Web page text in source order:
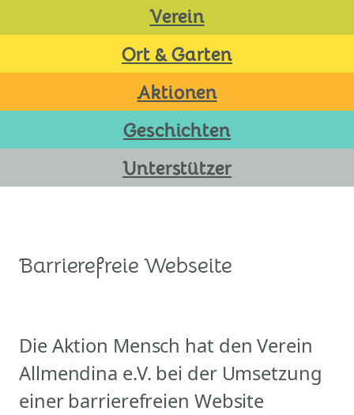
Verein
Ort & Garten
Aktionen
Geschichten
Unterstützer
Barrierefreie Webseite
Die Aktion Mensch hat den Verein
Allmendina e.V. bei der Umsetzung
einer barrierefreien Website